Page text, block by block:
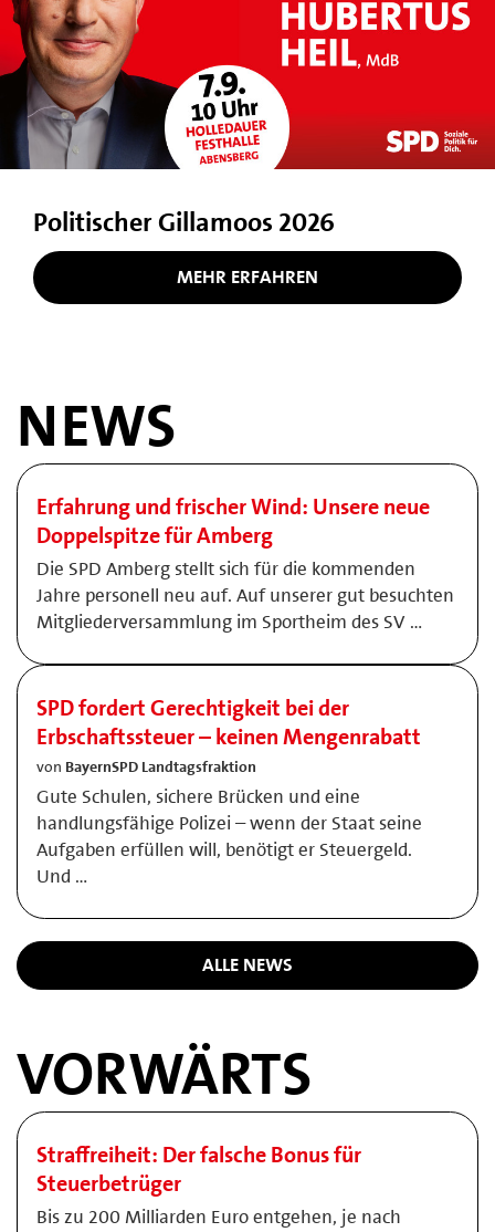
Politischer Gillamoos 2026
MEHR ERFAHREN
NEWS
Erfahrung und frischer Wind: Unsere neue
Doppelspitze für Amberg
Die SPD Amberg stellt sich für die kommenden
Jahre personell neu auf. Auf unserer gut besuchten
Mitgliederversammlung im Sportheim des SV …
SPD fordert Gerechtigkeit bei der
Erbschaftssteuer – keinen Mengenrabatt
von BayernSPD Landtagsfraktion
Gute Schulen, sichere Brücken und eine
handlungsfähige Polizei – wenn der Staat seine
Aufgaben erfüllen will, benötigt er Steuergeld.
Und …
ALLE NEWS
VORWÄRTS
Straffreiheit: Der falsche Bonus für
Steuerbetrüger
Bis zu 200 Milliarden Euro entgehen, je nach